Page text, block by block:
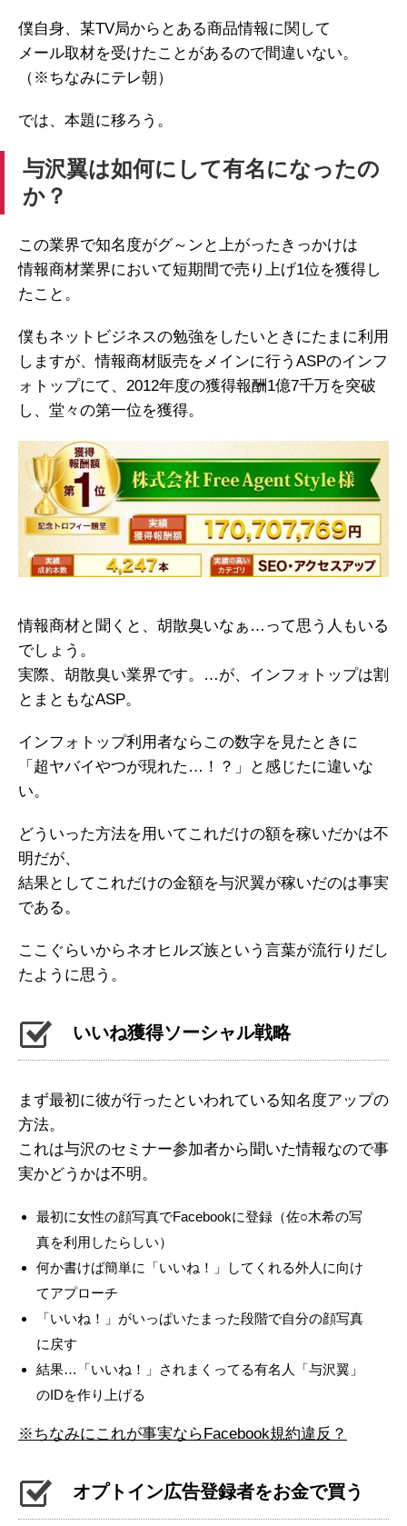
僕自身、某TV局からとある商品情報に関して
メール取材を受けたことがあるので間違いない。
（※ちなみにテレ朝）
では、本題に移ろう。
与沢翼は如何にして有名になったの
か？
この業界で知名度がグ～ンと上がったきっかけは
情報商材業界において短期間で売り上げ1位を獲得し
たこと。
僕もネットビジネスの勉強をしたいときにたまに利用
しますが、情報商材販売をメインに行うASPのインフ
ォトップにて、2012年度の獲得報酬1億7千万を突破
し、堂々の第一位を獲得。
情報商材と聞くと、胡散臭いなぁ…って思う人もいる
でしょう。
実際、胡散臭い業界です。…が、インフォトップは割
とまともなASP。
インフォトップ利用者ならこの数字を見たときに
「超ヤバイやつが現れた…！？」と感じたに違いな
い。
どういった方法を用いてこれだけの額を稼いだかは不
明だが、
結果としてこれだけの金額を与沢翼が稼いだのは事実
である。
ここぐらいからネオヒルズ族という言葉が流行りだし
たように思う。
いいね獲得ソーシャル戦略
まず最初に彼が行ったといわれている知名度アップの
方法。
これは与沢のセミナー参加者から聞いた情報なので事
実かどうかは不明。
最初に女性の顔写真でFacebookに登録（佐○木希の写
真を利用したらしい）
何か書けば簡単に「いいね！」してくれる外人に向け
てアプローチ
「いいね！」がいっぱいたまった段階で自分の顔写真
に戻す
結果…「いいね！」されまくってる有名人「与沢翼」
のIDを作り上げる
※ちなみにこれが事実ならFacebook規約違反？
オプトイン広告登録者をお金で買う